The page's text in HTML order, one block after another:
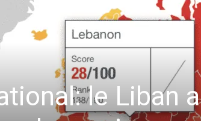
le Liban